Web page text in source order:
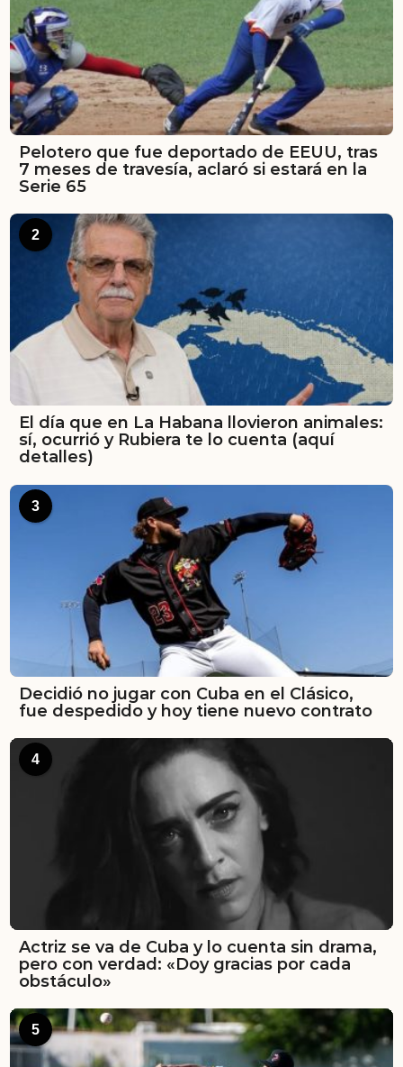
Pelotero que fue deportado de EEUU, tras
7 meses de travesía, aclaró si estará en la
Serie 65
2
El día que en La Habana llovieron animales:
sí, ocurrió y Rubiera te lo cuenta (aquí
detalles)
3
Decidió no jugar con Cuba en el Clásico,
fue despedido y hoy tiene nuevo contrato
4
Actriz se va de Cuba y lo cuenta sin drama,
pero con verdad: «Doy gracias por cada
obstáculo»
5